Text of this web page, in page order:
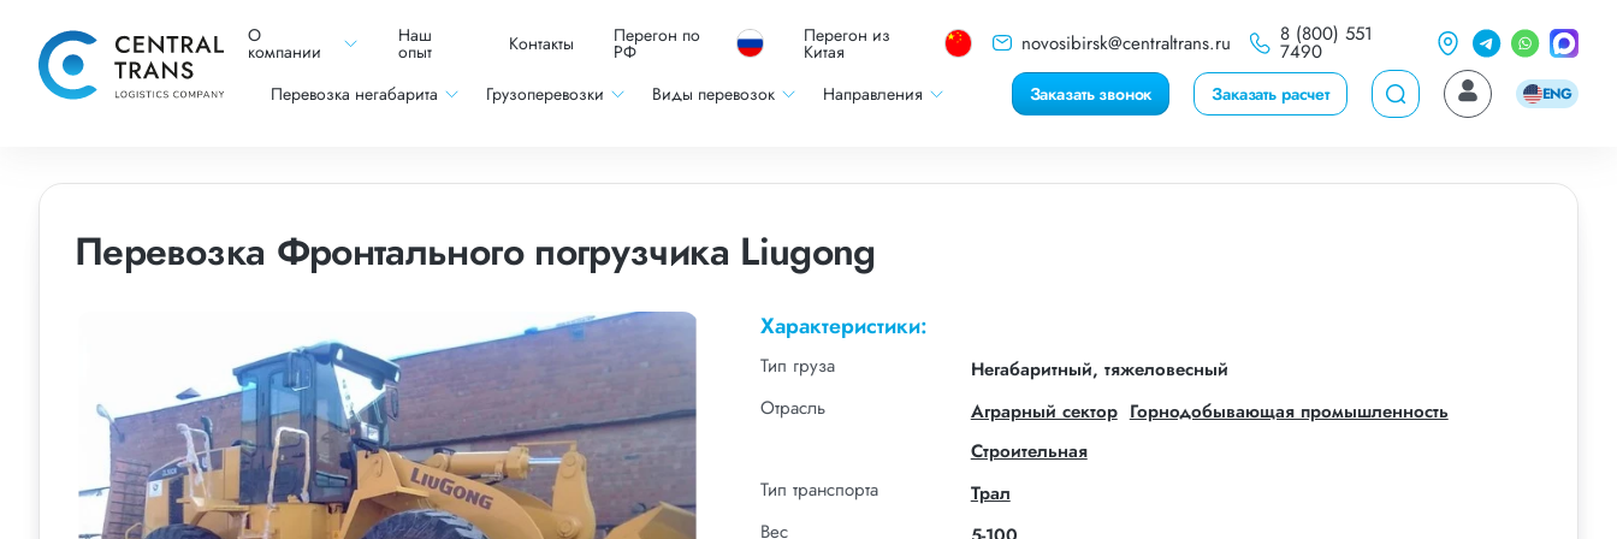
О
компании
Наш
опыт Контакты Перегон по
РФ
Перегон из
Китая novosibirsk@centraltrans.ru 8 (800) 551
7490
Перевозка негабарита Грузоперевозки Виды перевозок Направления Заказать звонок Заказать расчет ENG
Перевозка Фронтального погрузчика Liugong
Характеристики:
Тип груза
Негабаритный, тяжеловесный
Отрасль
Аграрный сектор Горнодобывающая промышленность
Строительная
Тип транспорта
Трал
Вес